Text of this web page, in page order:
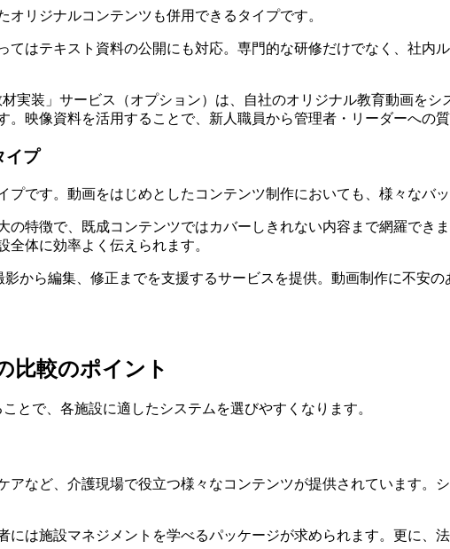
リジナルコンテンツも併用できるタイプです。
はテキスト資料の公開にも対応。専門的な研修だけでなく、社内
材実装」サービス（オプション）は、自社のオリジナル教育動画を
映像資料を活用することで、新人職員から管理者・リーダーへの
イプ
です。動画をはじめとしたコンテンツ制作においても、様々なバ
の特徴で、既成コンテンツではカバーしきれない内容まで網羅でき
体に効率よく伝えられます。
から編集、修正までを支援するサービスを提供。動画制作に不安
比較のポイント
とで、各施設に適したシステムを選びやすくなります。
など、介護現場で役立つ様々なコンテンツが提供されています。
には施設マネジメントを学べるパッケージが求められます。更に、